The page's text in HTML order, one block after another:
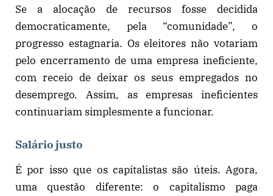
Se a alocação de recursos fosse decidida
democraticamente, pela “comunidade”, o
progresso estagnaria. Os eleitores não votariam
pelo encerramento de uma empresa ineficiente,
com receio de deixar os seus empregados no
desemprego. Assim, as empresas ineficientes
continuariam simplesmente a funcionar.
Salário justo
É por isso que os capitalistas são úteis. Agora,
uma questão diferente: o capitalismo paga